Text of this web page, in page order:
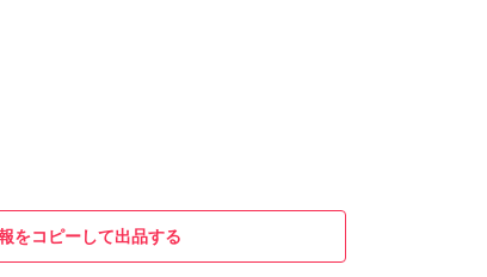
をコピーして出品する